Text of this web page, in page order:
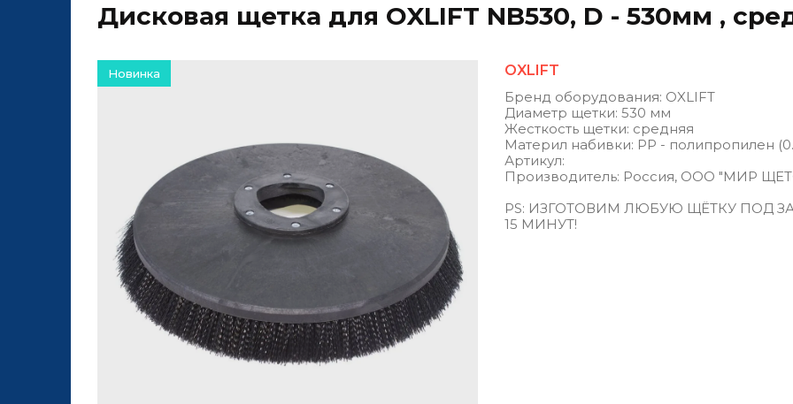
Дисковая щетка для OXLIFT NB530, D - 530мм ,
Новинка
OXLIFT
Бренд оборудования: OXLIFT
Диаметр щетки: 530 мм
Жесткость щетки: средняя
Материл набивки: РР - полипропилен
Артикул:
Производитель: Россия, ООО "МИР
PS: ИЗГОТОВИМ ЛЮБУЮ ЩЁТКУ ПОД
15 МИНУТ!